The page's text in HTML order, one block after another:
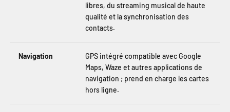
libres, du streaming musical de haute
qualité et la synchronisation des
contacts.
Navigation
GPS intégré compatible avec Google
Maps, Waze et autres applications de
navigation ; prend en charge les cartes
hors ligne.